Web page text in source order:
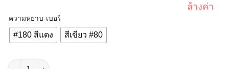
ความหยาบ-เบอร์
#180 สีแดง สีเขียว #80
ล้างค่า
จำนวน สก๊อตไบร์ท 6x9" ชิ้น